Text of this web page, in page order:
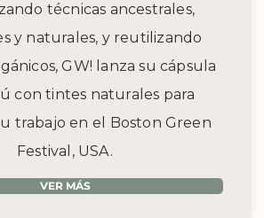
técnicas ancestrales,
y naturales, y reutilizando
GW! lanza su cápsula
con tintes naturales para
trabajo en el
Boston Green
Festival, USA.
VER MÁS